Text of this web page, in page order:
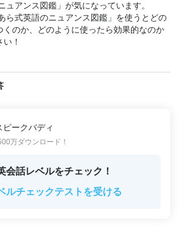
ュアンス図鑑」が気になっています。
ら式英語のニュアンス図鑑」を使うとどの
くのか、どのように使ったら効果的なのか
！
ークバディ
万ダウンロード！
会話レベルをチェック！
ルチェックテストを受ける